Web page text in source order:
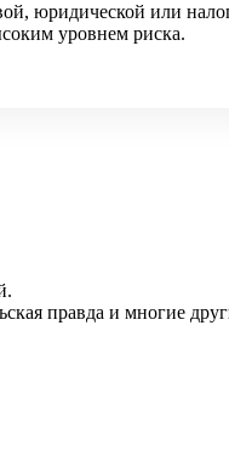
юридической или
уровнем риска.
правда и многие